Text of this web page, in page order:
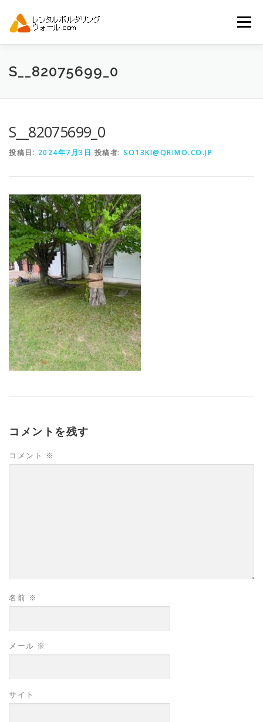
メニュー
トップ 自動見積り
S__82075699_0
S__82075699_0
投稿日: 2024年7月3日 投稿者: SO13KI@QRIMO.CO.JP
コメントを残す
コメント ※
名前 ※
メール ※
サイト